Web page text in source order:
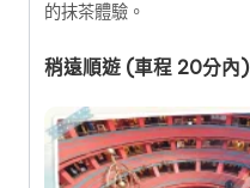
的抹茶體驗。
稍遠順遊 (車程 20分內)